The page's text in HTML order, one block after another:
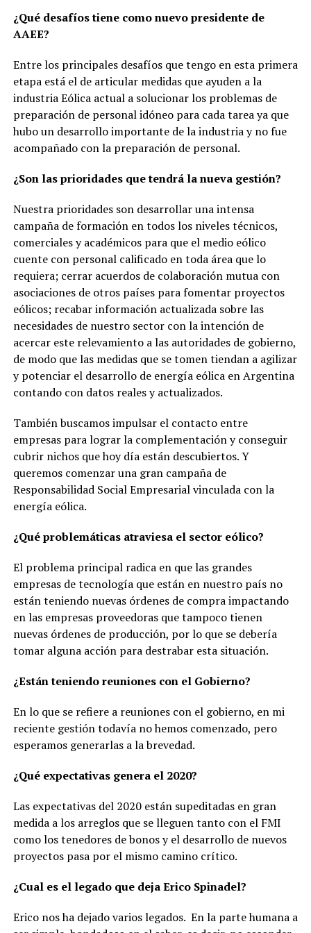
¿Qué desafíos tiene como nuevo presidente de
AAEE?
Entre los principales desafíos que tengo en esta primera
etapa está el de articular medidas que ayuden a la
industria Eólica actual a solucionar los problemas de
preparación de personal idóneo para cada tarea ya que
hubo un desarrollo importante de la industria y no fue
acompañado con la preparación de personal.
¿Son las prioridades que tendrá la nueva gestión?
Nuestra prioridades son desarrollar una intensa
campaña de formación en todos los niveles técnicos,
comerciales y académicos para que el medio eólico
cuente con personal calificado en toda área que lo
requiera; cerrar acuerdos de colaboración mutua con
asociaciones de otros países para fomentar proyectos
eólicos; recabar información actualizada sobre las
necesidades de nuestro sector con la intención de
acercar este relevamiento a las autoridades de gobierno,
de modo que las medidas que se tomen tiendan a agilizar
y potenciar el desarrollo de energía eólica en Argentina
contando con datos reales y actualizados.
También buscamos impulsar el contacto entre
empresas para lograr la complementación y conseguir
cubrir nichos que hoy día están descubiertos. Y
queremos comenzar una gran campaña de
Responsabilidad Social Empresarial vinculada con la
energía eólica.
¿Qué problemáticas atraviesa el sector eólico?
El problema principal radica en que las grandes
empresas de tecnología que están en nuestro país no
están teniendo nuevas órdenes de compra impactando
en las empresas proveedoras que tampoco tienen
nuevas órdenes de producción, por lo que se debería
tomar alguna acción para destrabar esta situación.
¿Están teniendo reuniones con el Gobierno?
En lo que se refiere a reuniones con el gobierno, en mi
reciente gestión todavía no hemos comenzado, pero
esperamos generarlas a la brevedad.
¿Qué expectativas genera el 2020?
Las expectativas del 2020 están supeditadas en gran
medida a los arreglos que se lleguen tanto con el FMI
como los tenedores de bonos y el desarrollo de nuevos
proyectos pasa por el mismo camino crítico.
¿Cual es el legado que deja Erico Spinadel?
Erico nos ha dejado varios legados. En la parte humana a